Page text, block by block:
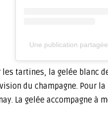
Une publication
tartines, la gelée blanc
du champagne.
La gelée accompagne